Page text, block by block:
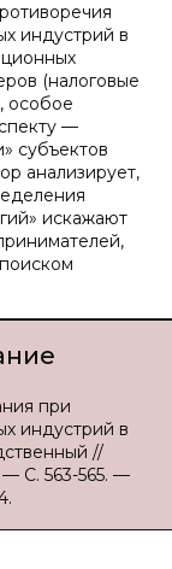
индустрий в
(налоговые
особое
—
субъектов
анализирует,
искажают
при
индустрий в
//
С. 563-565. —